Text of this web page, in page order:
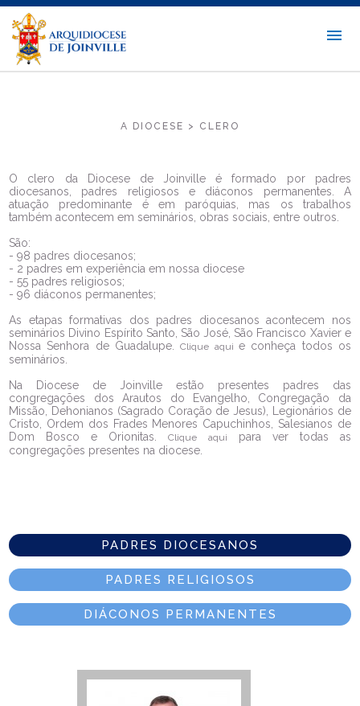
A DIOCESE > CLERO
O clero da Diocese de Joinville é formado por padres
diocesanos, padres religiosos e diáconos permanentes. A
atuação predominante é em paróquias, mas os trabalhos
também acontecem em seminários, obras sociais, entre outros.
São:
- 98 padres diocesanos;
- 2 padres em experiência em nossa diocese
- 55 padres religiosos;
- 96 diáconos permanentes;
As etapas formativas dos padres diocesanos acontecem nos
seminários Divino Espírito Santo, São José, São Francisco Xavier e
Nossa Senhora de Guadalupe.Clique aqui e conheça todos os
seminários.
Na Diocese de Joinville estão presentes padres das
congregações dos Arautos do Evangelho, Congregação da
Missão, Dehonianos (Sagrado Coração de Jesus), Legionários de
Cristo, Ordem dos Frades Menores Capuchinhos, Salesianos de
Dom Bosco e Orionitas.Clique aqui
para ver todas as
congregações presentes na diocese.
PADRES DIOCESANOS
PADRES RELIGIOSOS
DIÁCONOS PERMANENTES